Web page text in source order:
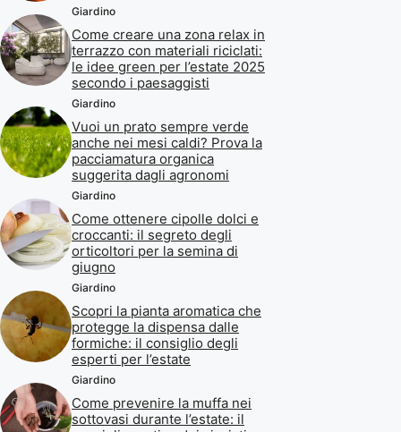
Giardino
Come creare una zona relax in
terrazzo con materiali riciclati:
le idee green per l’estate 2025
secondo i paesaggisti
Giardino
Vuoi un prato sempre verde
anche nei mesi caldi? Prova la
pacciamatura organica
suggerita dagli agronomi
Giardino
Come ottenere cipolle dolci e
croccanti: il segreto degli
orticoltori per la semina di
giugno
Giardino
Scopri la pianta aromatica che
protegge la dispensa dalle
formiche: il consiglio degli
esperti per l’estate
Giardino
Come prevenire la muffa nei
sottovasi durante l’estate: il